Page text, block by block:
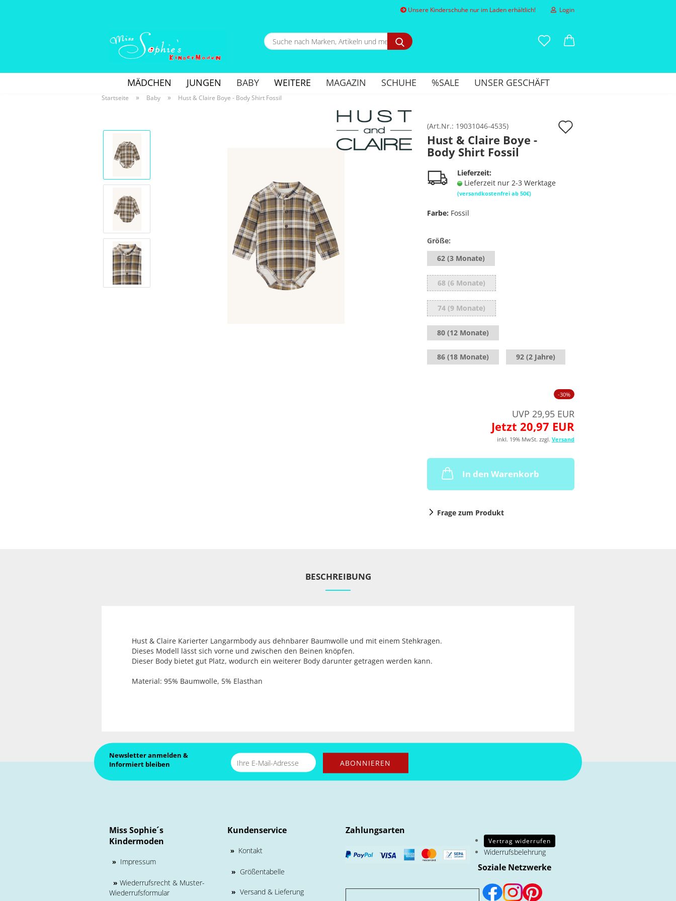
Unsere Kinderschuhe nur im Laden erhältlich! Login
Konto erstellen
Suche
nach
und
mehr...
MÄDCHEN JUNGEN BABY MAGAZIN SCHUHE %SALE UNSER GESCHÄFT
WEITERE
Startseite » Baby » Hust & Claire Boye - Body Shirt Fossil
(Art.Nr.: 19031046-4535)
Hust & Claire Boye -
Body Shirt Fossil
Lieferzeit:
Lieferzeit nur 2-3 Werktage
(versandkostenfrei ab 50€)
Farbe: Fossil
Größe:
62 (3 Monate)
68 (6 Monate)
74 (9 Monate)
80 (12 Monate)
86 (18 Monate) 92 (2 Jahre)
-30%
UVP 29,95 EUR
Jetzt 20,97 EUR
inkl. 19% MwSt. zzgl. Versand
In den Warenkorb
Frage zum Produkt
BESCHREIBUNG
Hust & Claire Karierter Langarmbody aus dehnbarer Baumwolle und mit einem Stehkragen.
Dieses Modell lässt sich vorne und zwischen den Beinen knöpfen.
Dieser Body bietet gut Platz, wodurch ein weiterer Body darunter getragen werden kann.
Material: 95% Baumwolle, 5% Elasthan
Newsletter anmelden &
Informiert bleiben
Miss Sophie´s
Kindermoden
» Impressum
» Wiederrufsrecht & Muster-
Wiederrufsformular
Kundenservice
» Kontakt
» Größentabelle
» Versand & Lieferung
Zahlungsarten
Vertrag widerrufen
Widerrufsbelehrung
Soziale Netzwerke